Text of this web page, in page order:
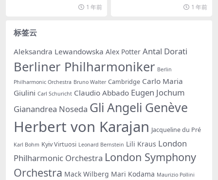
1 年前
1 年前
标签云
Aleksandra Lewandowska Alex Potter Antal Dorati
Berliner Philharmoniker Berlin
Philharmonic Orchestra Bruno Walter Cambridge Carlo Maria
Giulini Carl Schuricht Claudio Abbado Eugen Jochum
Gianandrea Noseda Gli Angeli Genève
Herbert von Karajan Jacqueline du Pré
Karl Bohm Kyiv Virtuosi Leonard Bernstein Lili Kraus London
Philharmonic Orchestra London Symphony
Orchestra Mack Wilberg Mari Kodama Maurizio Pollini